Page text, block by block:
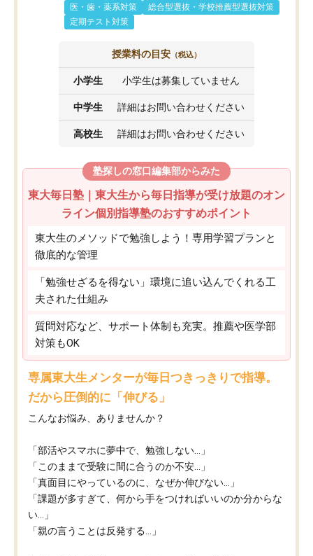
医・歯・薬系対策
総合型選抜・学校推薦型選抜対策
定期テスト対策
授業料の目安 （税込）
小学生 小学生は募集していません
中学生 詳細はお問い合わせください
高校生 詳細はお問い合わせください
塾探しの窓口編集部からみた
東大毎日塾｜東大生から毎日指導が受け放題のオン
ライン個別指導塾のおすすめポイント
東大生のメソッドで勉強しよう！専用学習プランと
徹底的な管理
「勉強せざるを得ない」環境に追い込んでくれる工
夫された仕組み
質問対応など、サポート体制も充実。推薦や医学部
対策もOK
専属東大生メンターが毎日つきっきりで指導。
だから圧倒的に「伸びる」
こんなお悩み、ありませんか？
「部活やスマホに夢中で、勉強しない…」
「このままで受験に間に合うのか不安…」
「真面目にやっているのに、なぜか伸びない…」
「課題が多すぎて、何から手をつければいいのか分からな
い…」
「親の言うことは反発する…」